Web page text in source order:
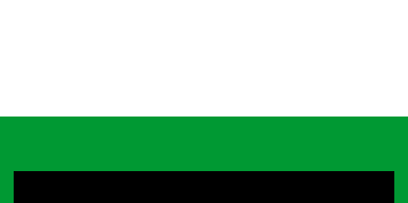
Nieuwe pensioenregeling
Documenten